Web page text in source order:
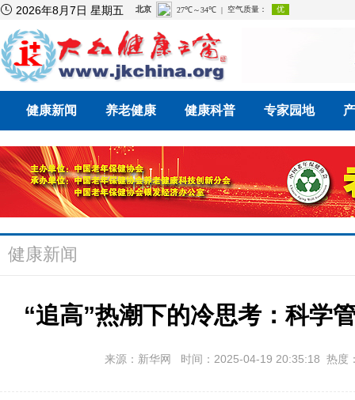
 2026年8月7日 星期五
健康新闻 养老健康 健康科普 专家园地
健康新闻
“追高”热潮下的冷思考：科学
来源：新华网 时间：2025-04-19 20:35:18 热度